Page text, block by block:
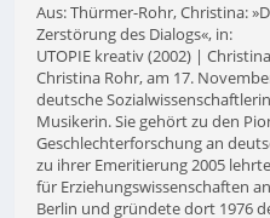
Aus: Thürmer-Rohr, Christina:
Zerstörung des Dialogs«, in:
UTOPIE kreativ (2002) |
Christina Rohr, am 17.
deutsche
Musikerin. Sie gehört zu den
Geschlechterforschung an
zu ihrer Emeritierung 2005
für Erziehungswissenschaften
Berlin und gründete dort 1976